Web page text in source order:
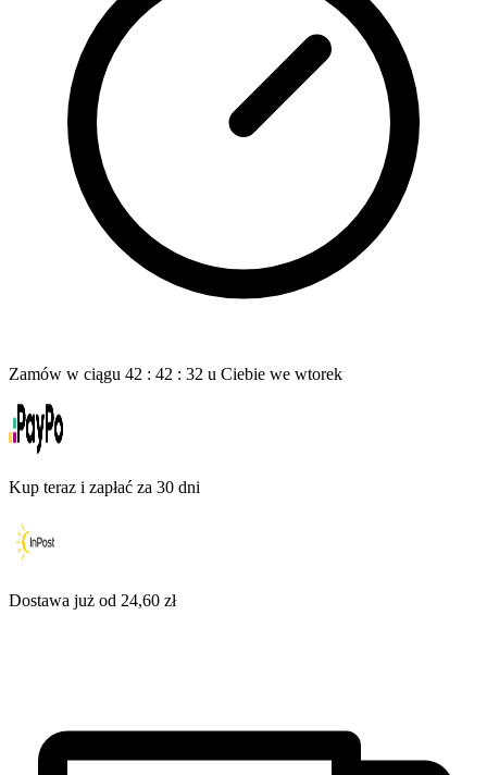
Zamów w ciągu 42 : 42 : 30 u Ciebie we wtorek
Kup teraz i zapłać za 30 dni
Dostawa już od 24,60 zł